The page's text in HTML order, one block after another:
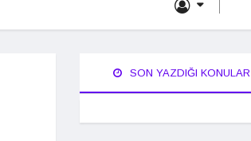
SON YAZDIĞI KONULAR